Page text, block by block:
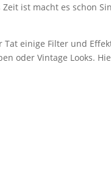
ist macht es schon
Tat einige Filter und
oder Vintage Looks.